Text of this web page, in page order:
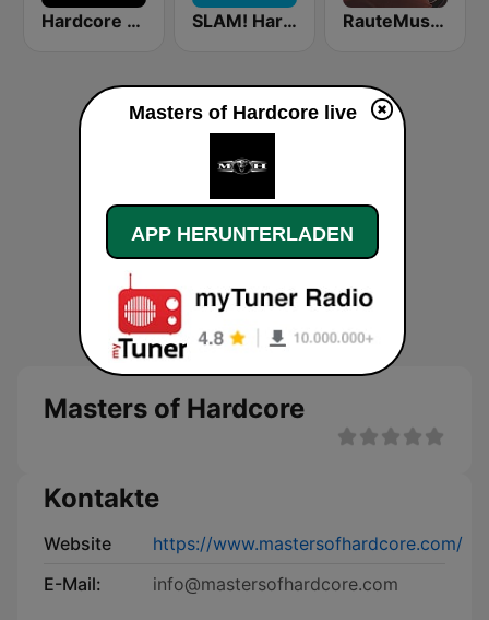
Hardcore Will Never Die SLAM! Hardstyle RauteMusik Happy Hardcore
Masters of Hardcore
Kontakte
Website
https://www.mastersofhardcore.com/
E-Mail:
info@mastersofhardcore.com
Masters of Hardcore live
APP HERUNTERLADEN